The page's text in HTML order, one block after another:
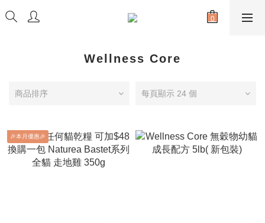
Wellness Core
商品排序 每頁顯示 24 個
🎉本月優惠🎉